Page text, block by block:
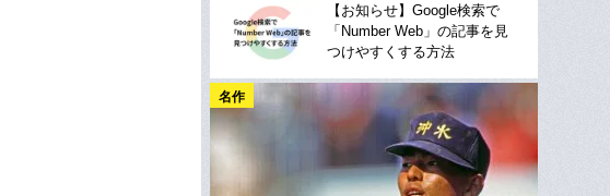
【お知らせ】Google検索で
「Number Web」の記事を見
つけやすくする方法
名作